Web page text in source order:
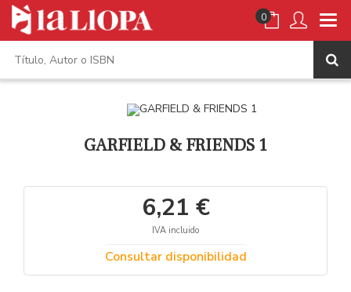
0
GARFIELD & FRIENDS 1
6,21 €
IVA incluido
Consultar disponibilidad